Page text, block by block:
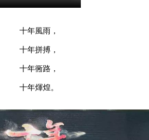
十年風雨，
十年拼搏，
十年衕路，
十年煇煌。